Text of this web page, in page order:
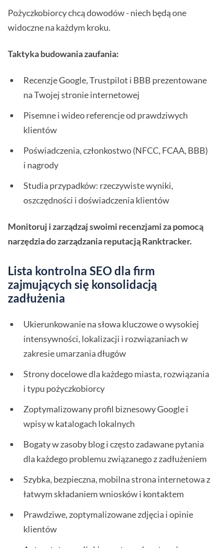
Pożyczkobiorcy chcą dowodów - niech będą one
widoczne na każdym kroku.
Taktyka budowania zaufania:
Recenzje Google, Trustpilot i BBB prezentowane
na Twojej stronie internetowej
Pisemne i wideo referencje od prawdziwych
klientów
Poświadczenia, członkostwo (NFCC, FCAA, BBB)
i nagrody
Studia przypadków: rzeczywiste wyniki,
oszczędności i doświadczenia klientów
Monitoruj i zarządzaj swoimi recenzjami za pomocą
narzędzia do zarządzania reputacją Ranktracker.
Lista kontrolna SEO dla firm
zajmujących się konsolidacją
zadłużenia
Ukierunkowanie na słowa kluczowe o wysokiej
intensywności, lokalizacji i rozwiązaniach w
zakresie umarzania długów
Strony docelowe dla każdego miasta, rozwiązania
i typu pożyczkobiorcy
Zoptymalizowany profil biznesowy Google i
wpisy w katalogach lokalnych
Bogaty w zasoby blog i często zadawane pytania
dla każdego problemu związanego z zadłużeniem
Szybka, bezpieczna, mobilna strona internetowa z
łatwym składaniem wniosków i kontaktem
Prawdziwe, zoptymalizowane zdjęcia i opinie
klientów